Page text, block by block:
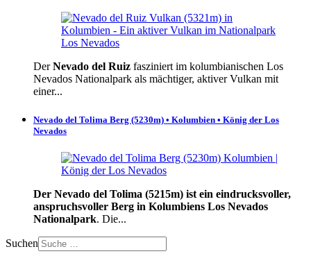
DerNevado del Ruiz fasziniert im kolumbianischen Los
Nevados Nationalpark als mächtiger, aktiver Vulkan mit
einer...
Nevado del Tolima Berg (5230m) • Kolumbien • König der Los
Nevados
Der Nevado del Tolima (5215m) ist ein eindrucksvoller,
anspruchsvoller Berg in Kolumbiens Los Nevados
Nationalpark. Die...
Suchen